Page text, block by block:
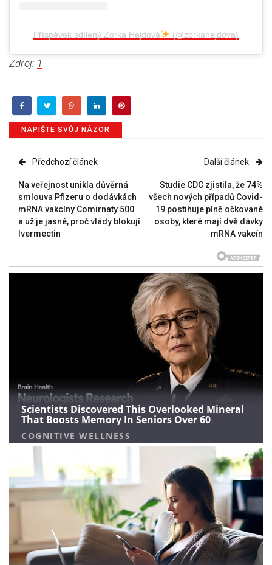
Příspěvek sdílený Zorka Hejdová (@zorkahejdova)
Zdroj: 1
NAPIŠTE SVŮJ NÁZOR
Předchozí článek
Na veřejnost unikla důvěrná
smlouva Pfizeru o dodávkách
mRNA vakcíny Comirnaty 500
a už je jasné, proč vlády blokují
Ivermectin
Další článek
Studie CDC zjistila, že 74%
všech nových případů Covid-
19 postihuje plně očkované
osoby, které mají dvě dávky
mRNA vakcín